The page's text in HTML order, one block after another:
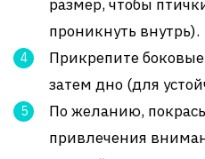
размер, чтобы
проникнуть внутрь).
Прикрепите
затем дно (для
По желанию,
привлечения